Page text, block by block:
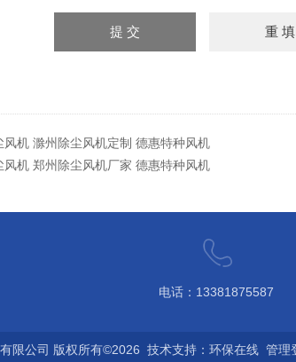
风机 滁州除尘风机定制 德惠特种风机
风机 郑州除尘风机厂家 德惠特种风机
电话：13381875587
有限公司 版权所有©2026 技术支持： 环保在线 管理